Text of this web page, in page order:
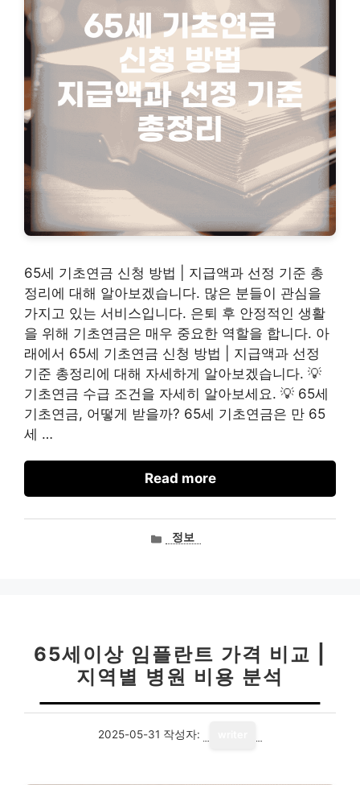
65세 기초연금 신청 방법 | 지급액과 선정 기준 총
정리에 대해 알아보겠습니다. 많은 분들이 관심을
가지고 있는 서비스입니다. 은퇴 후 안정적인 생활
을 위해 기초연금은 매우 중요한 역할을 합니다. 아
래에서 65세 기초연금 신청 방법 | 지급액과 선정
기준 총정리에 대해 자세하게 알아보겠습니다. 💡
기초연금 수급 조건을 자세히 알아보세요. 💡 65세
기초연금, 어떻게 받을까? 65세 기초연금은 만 65
세 …
Read more
카정보
65세이상 임플란트 가격 비교 |
지역별 병원 비용 분석
2025-05-31 작성자: